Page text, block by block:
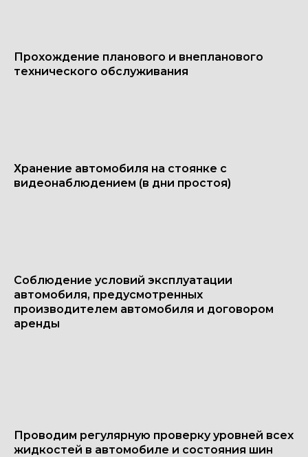
Прохождение планового и внепланового
технического обслуживания
Хранение автомобиля на стоянке с
видеонаблюдением (в дни простоя)
Соблюдение условий эксплуатации
автомобиля, предусмотренных
производителем автомобиля и договором
аренды
Проводим регулярную проверку уровней всех
жидкостей в автомобиле и состояния шин